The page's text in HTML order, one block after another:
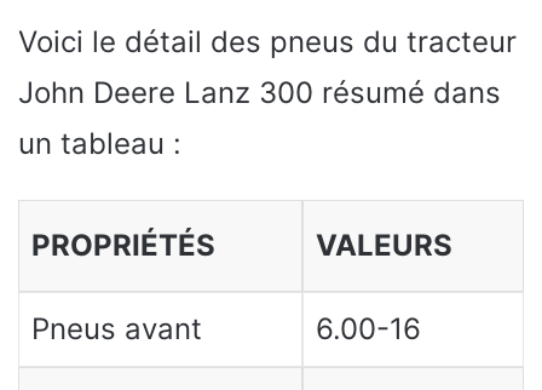
Voici le détail des pneus du tracteur
John Deere Lanz 300 résumé dans
un tableau :
PROPRIÉTÉS VALEURS
Pneus avant 6.00-16